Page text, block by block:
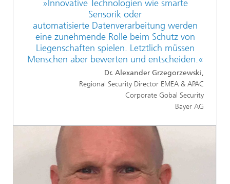
»Innovative Technologien wie smarte
Sensorik oder
automatisierte Datenverarbeitung werden
eine zunehmende Rolle beim Schutz von
Liegenschaften spielen. Letztlich müssen
Menschen aber bewerten und entscheiden.«
Dr. Alexander Grzegorzewski,
Regional Security Director EMEA & APAC
Corporate Gobal Security
Bayer AG